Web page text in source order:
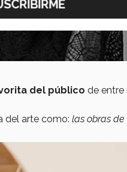
del público de entre
del arte como: las obras de